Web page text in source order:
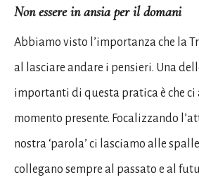
Non essere in ansia per il domani
Abbiamo visto l’importanza che la
al lasciare andare i pensieri. Una
importanti di questa pratica è che ci
momento presente. Focalizzando
nostra ‘parola’ ci lasciamo alle
collegano sempre al passato e al